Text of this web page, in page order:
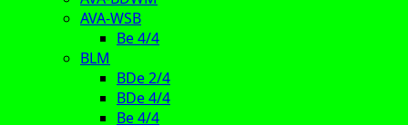
AVA-WSB
Be 4/4
BLM
BDe 2/4
BDe 4/4
Be 4/4